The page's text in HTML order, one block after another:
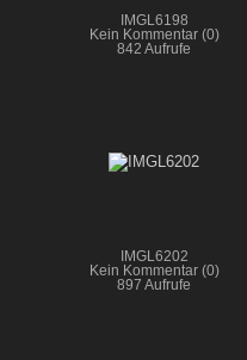
IMGL6198
Kein Kommentar (0)
842 Aufrufe
IMGL6202
Kein Kommentar (0)
897 Aufrufe